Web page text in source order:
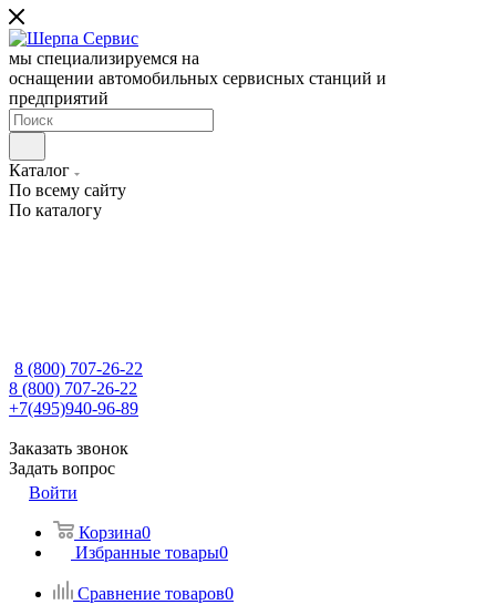
мы специализируемся на
оснащении автомобильных сервисных станций и
предприятий
Каталог
По всему сайту
По каталогу
8 (800) 707-26-22
8 (800) 707-26-22
+7(495)940-96-89
Заказать звонок
Задать вопрос
Войти
Корзина0
Избранные товары0
Сравнение товаров0